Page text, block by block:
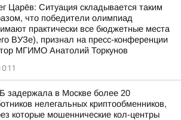
Царёв: Ситуация складывается таким
что победители олимпиад
практически все бюджетные места
ВУЗе), признал на пресс-конференции
МГИМО Анатолий Торкунов
задержала в Москве более 20
нелегальных криптообменников,
которые мошеннические кол-центры